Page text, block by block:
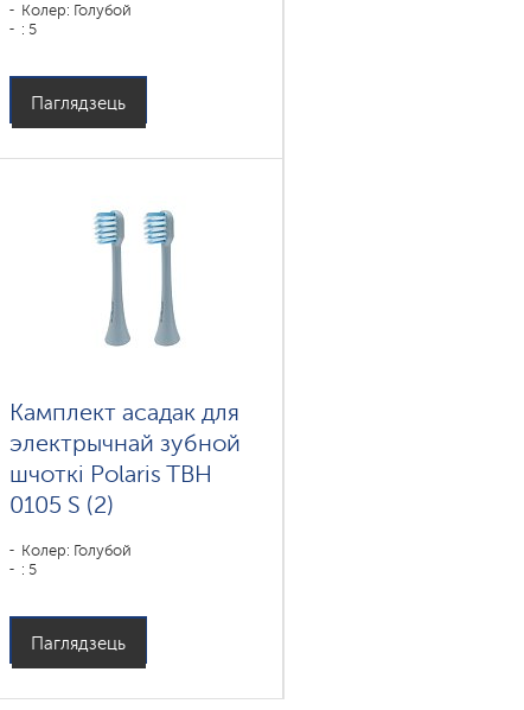
Колер: Голубой
: 5
Паглядзець
Камплект асадак для
электрычнай зубной
шчоткі Polaris TBH
0105 S (2)
Колер: Голубой
: 5
Паглядзець